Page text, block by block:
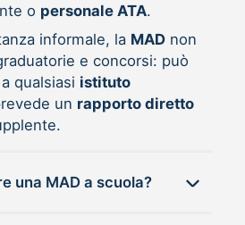
o personale ATA.
informale, la MADnon
e concorsi: può
qualsiasi istituto
un rapporto diretto
Chi può inviare una MAD a scuola?